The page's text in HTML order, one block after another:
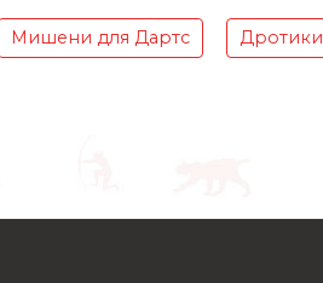
Мишени для Дартс Дротики